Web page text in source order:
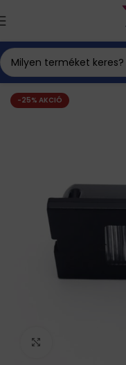
és tolatókamera
-25% AKCIÓ